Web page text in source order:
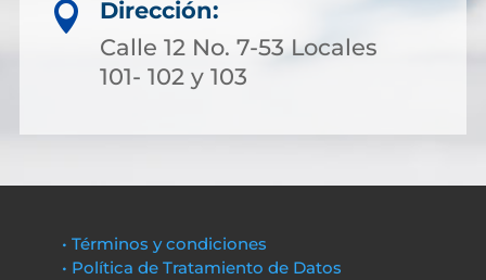

Dirección:
Calle 12 No. 7-53 Locales
101- 102 y 103
• Términos y condiciones
• Política de Tratamiento de Datos